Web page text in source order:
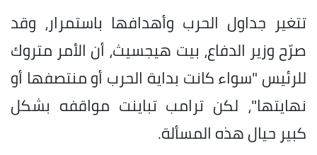
تتغير جداول الحرب وأهدافها باستمرار، وقد
صرّح وزير الدفاع، بيت هيجسيث، أن الأمر متروك
للرئيس "سواء كانت بداية الحرب أو منتصفها أو
نهايتها"، لكن ترامب تباينت مواقفه بشكل
كبير حيال هذه المسألة.